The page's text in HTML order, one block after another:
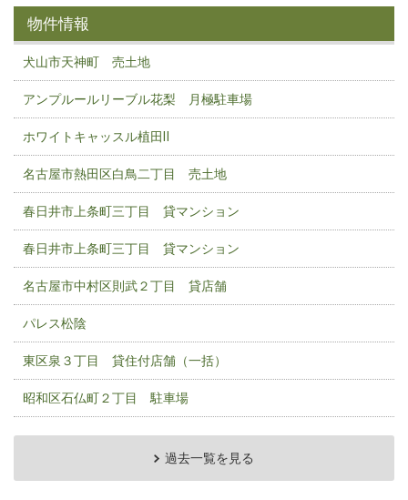
物件情報
犬山市天神町 売土地
アンプルールリーブル花梨 月極駐車場
ホワイトキャッスル植田Ⅱ
名古屋市熱田区白鳥二丁目 売土地
春日井市上条町三丁目 貸マンション
春日井市上条町三丁目 貸マンション
名古屋市中村区則武２丁目 貸店舗
パレス松陰
東区泉３丁目 貸住付店舗（一括）
昭和区石仏町２丁目 駐車場
過去一覧を見る